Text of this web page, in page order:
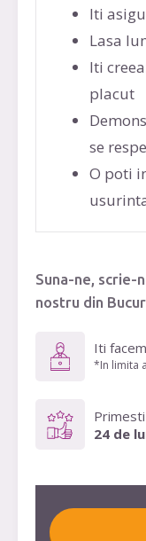
‍Iti
Lasa
Iti
placut
se
O poti
Suna-ne, scrie-
nostru din
Iti
*In limita
24 de